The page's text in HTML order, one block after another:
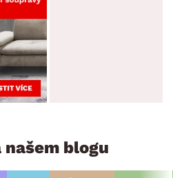
blogu